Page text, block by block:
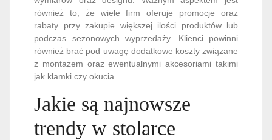
również to, że wiele firm oferuje promocje oraz
rabaty przy zakupie większej ilości produktów lub
podczas sezonowych wyprzedaży. Klienci powinni
również brać pod uwagę dodatkowe koszty związane
z montażem oraz ewentualnymi akcesoriami takimi
jak klamki czy okucia.
Jakie są najnowsze
trendy w stolarce